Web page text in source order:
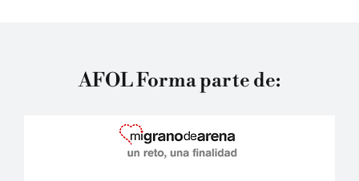
AFOL Forma parte de: